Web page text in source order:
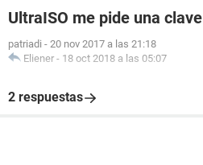
UltraISO me pide una clave
patriadi - 20 nov 2017 a las 21:18
Eliener - 18 oct 2018 a las 05:07
2 respuestas